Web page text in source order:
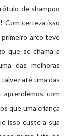
de shampoo
Com certeza isso
arco teve
que se chama a
das melhoras
até uma das
com
que uma criança
isso custe a sua